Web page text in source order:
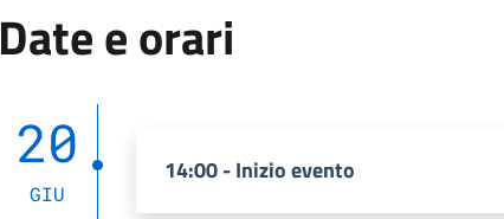
Date e orari
20
GIU
14:00 - Inizio evento